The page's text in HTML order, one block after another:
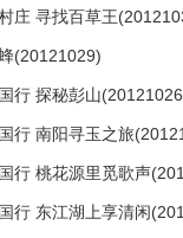
庄 寻找百草王
(20121029)
行 探秘彭山
行 南阳寻玉之旅
行 桃花源里觅歌声
行 东江湖上享清闲